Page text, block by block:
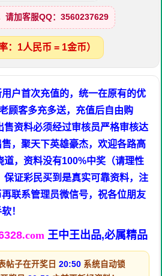
请加客服QQ：3560237629
：1人民币 = 1金币）
户首次充值的，统一在原有的优
顾客多充多送，充值后自由购
售资料必须经过审核员严格审核达
，聚天下英雄豪杰，欢迎各路高
道，资料没有100%中奖（请理性
保证彩民买到是真实可靠资料，注
联系管理员微信号，祝各位朋友
！
.com 王中王出品,必属精品
帖子在开奖日 20:50 系统自动锁